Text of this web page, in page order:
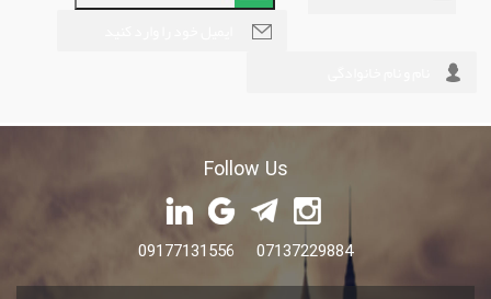
Follow Us
09177131556 07137229884